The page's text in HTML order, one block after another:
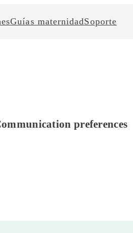
Guías maternidadSoporte
preferences